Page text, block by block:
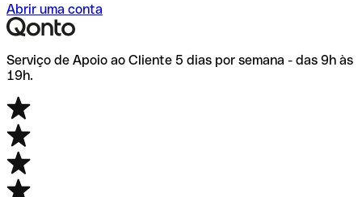
Abrir uma conta
Serviço de Apoio ao Cliente 5 dias por semana - das 9h às
19h.